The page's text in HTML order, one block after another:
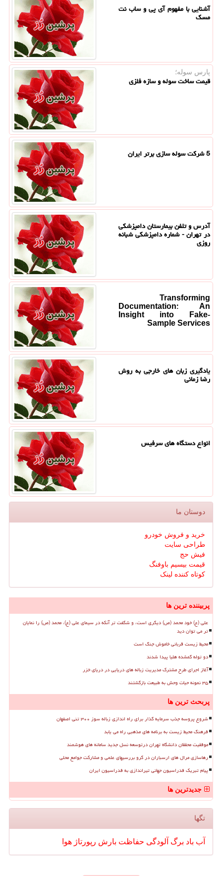
آشنایی با مفهوم آی پی و ساب نت
مسک
پارس سوله؛
قیمت ساخت سوله و سازه فلزی
5 شرکت سوله سازی برتر ایران
آدرس و تلفن بیمارستان دامپزشکی
در تهران - شماره دامپزشکی شبانه
روزی
Transforming
Documentation: An
Insight into Fake-
Sample Services
یادگیری زبان های خارجی به روش
رضا زمانی
انواع دستگاه های سرفیس
دوستان ما
خرید و فروش خودرو
طراحی سایت
فیش حج
قیمت بیسیم باوفنگ
کوتاه کننده لینک
پربیننده ترین ها
علی (ع) خود محمد (ص) دیگری است، و شگفت تر آنکه در سیمای علی (ع)، محمد (ص) را نمایان
تر می توان دید
محیط زیست قربانی خاموش جنگ است
دو توله گمشده هلیا پیدا شدند
آغاز اجرای طرح مشترک مدیریت زباله های دریایی در دریای خزر
۳۵ نمونه حیات وحش به طبیعت بازگشتند
پربحث ترین ها
شروع پروسه جذب سرمایه گذار برای راه اندازی زباله سوز ۳۰۰ تنی اصفهان
فرهنگ محیط زیست به برنامه های مذهبی راه می یابد
موفقیت محققان دانشگاه تهران درتوسعه نسل جدید سامانه های هوشمند
رهاسازی مرال های ارسباران در گرو بررسیهای علمی و مشارکت جوامع محلی
پیام تبریک فدراسیون جهانی تیراندازی به فدراسیون ایران
جدیدترین ها
تگها
آب باد برگ آلودگی حفاظت بارش رپورتاژ هوا